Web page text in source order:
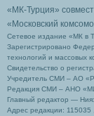
«МК-Турция»
«Московский
Сетевое издание «МК в
Зарегистрировано
технологий и массовых
Свидетельство о
Учредитель СМИ – АО
Редакция СМИ – АНО
Главный редактор —
Адрес редакции: 115035